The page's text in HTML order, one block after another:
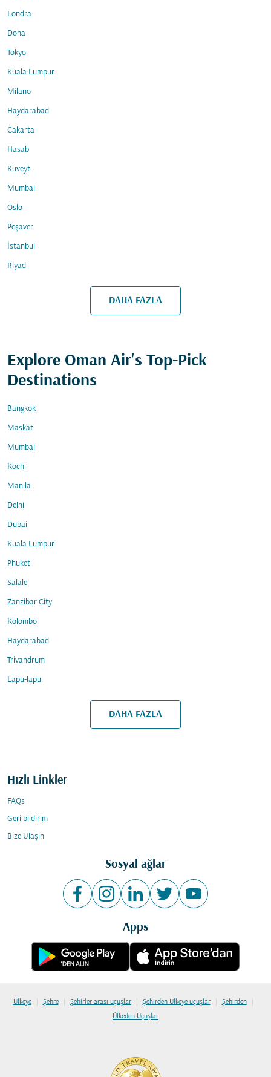
Londra
Doha
Tokyo
Kuala Lumpur
Milano
Haydarabad
Cakarta
Hasab
Kuveyt
Mumbai
Oslo
Peşaver
İstanbul
Riyad
DAHA FAZLA
Explore Oman Air's Top-Pick
Destinations
Bangkok
Maskat
Mumbai
Kochi
Manila
Delhi
Dubai
Kuala Lumpur
Phuket
Salale
Zanzibar City
Kolombo
Haydarabad
Trivandrum
Lapu-lapu
DAHA FAZLA
Hızlı Linkler
FAQs
Geri bildirim
Bize Ulaşın
Sosyal ağlar
Apps
Ülkeye | Şehre | Şehirler arası uçuşlar | Şehirden Ülkeye uçuşlar | Şehirden |
Ülkeden Uçuşlar